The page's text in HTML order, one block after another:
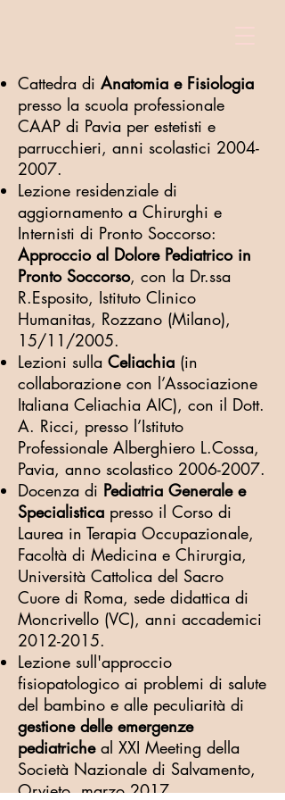
Cattedra di Anatomia e Fisiologia
presso la scuola professionale
CAAP di Pavia per estetisti e
parrucchieri, anni scolastici 2004-
2007.
Lezione residenziale di
aggiornamento a Chirurghi e
Internisti di Pronto Soccorso:
Approccio al Dolore Pediatrico in
Pronto Soccorso, con la Dr.ssa
R.Esposito, Istituto Clinico
Humanitas, Rozzano (Milano),
15/11/2005.
Lezioni sulla Celiachia (in
collaborazione con l’Associazione
Italiana Celiachia AIC), con il Dott.
A. Ricci, presso l’Istituto
Professionale Alberghiero L.Cossa,
Pavia, anno scolastico 2006-2007.
Docenza di Pediatria Generale e
Specialistica presso il Corso di
Laurea in Terapia Occupazionale,
Facoltà di Medicina e Chirurgia,
Università Cattolica del Sacro
Cuore di Roma, sede didattica di
Moncrivello (VC), anni accademici
2012-2015.
Lezione sull'approccio
fisiopatologico ai problemi di salute
del bambino e alle peculiarità di
gestione delle emergenze
pediatricheal XXI Meeting della
Società Nazionale di Salvamento,
Orvieto, marzo 2017.